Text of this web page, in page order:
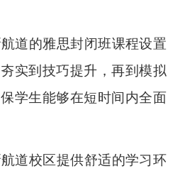
道的雅思封闭班课程设置
实到技巧提升，再到模拟
学生能够在短时间内全面
道校区提供舒适的学习环